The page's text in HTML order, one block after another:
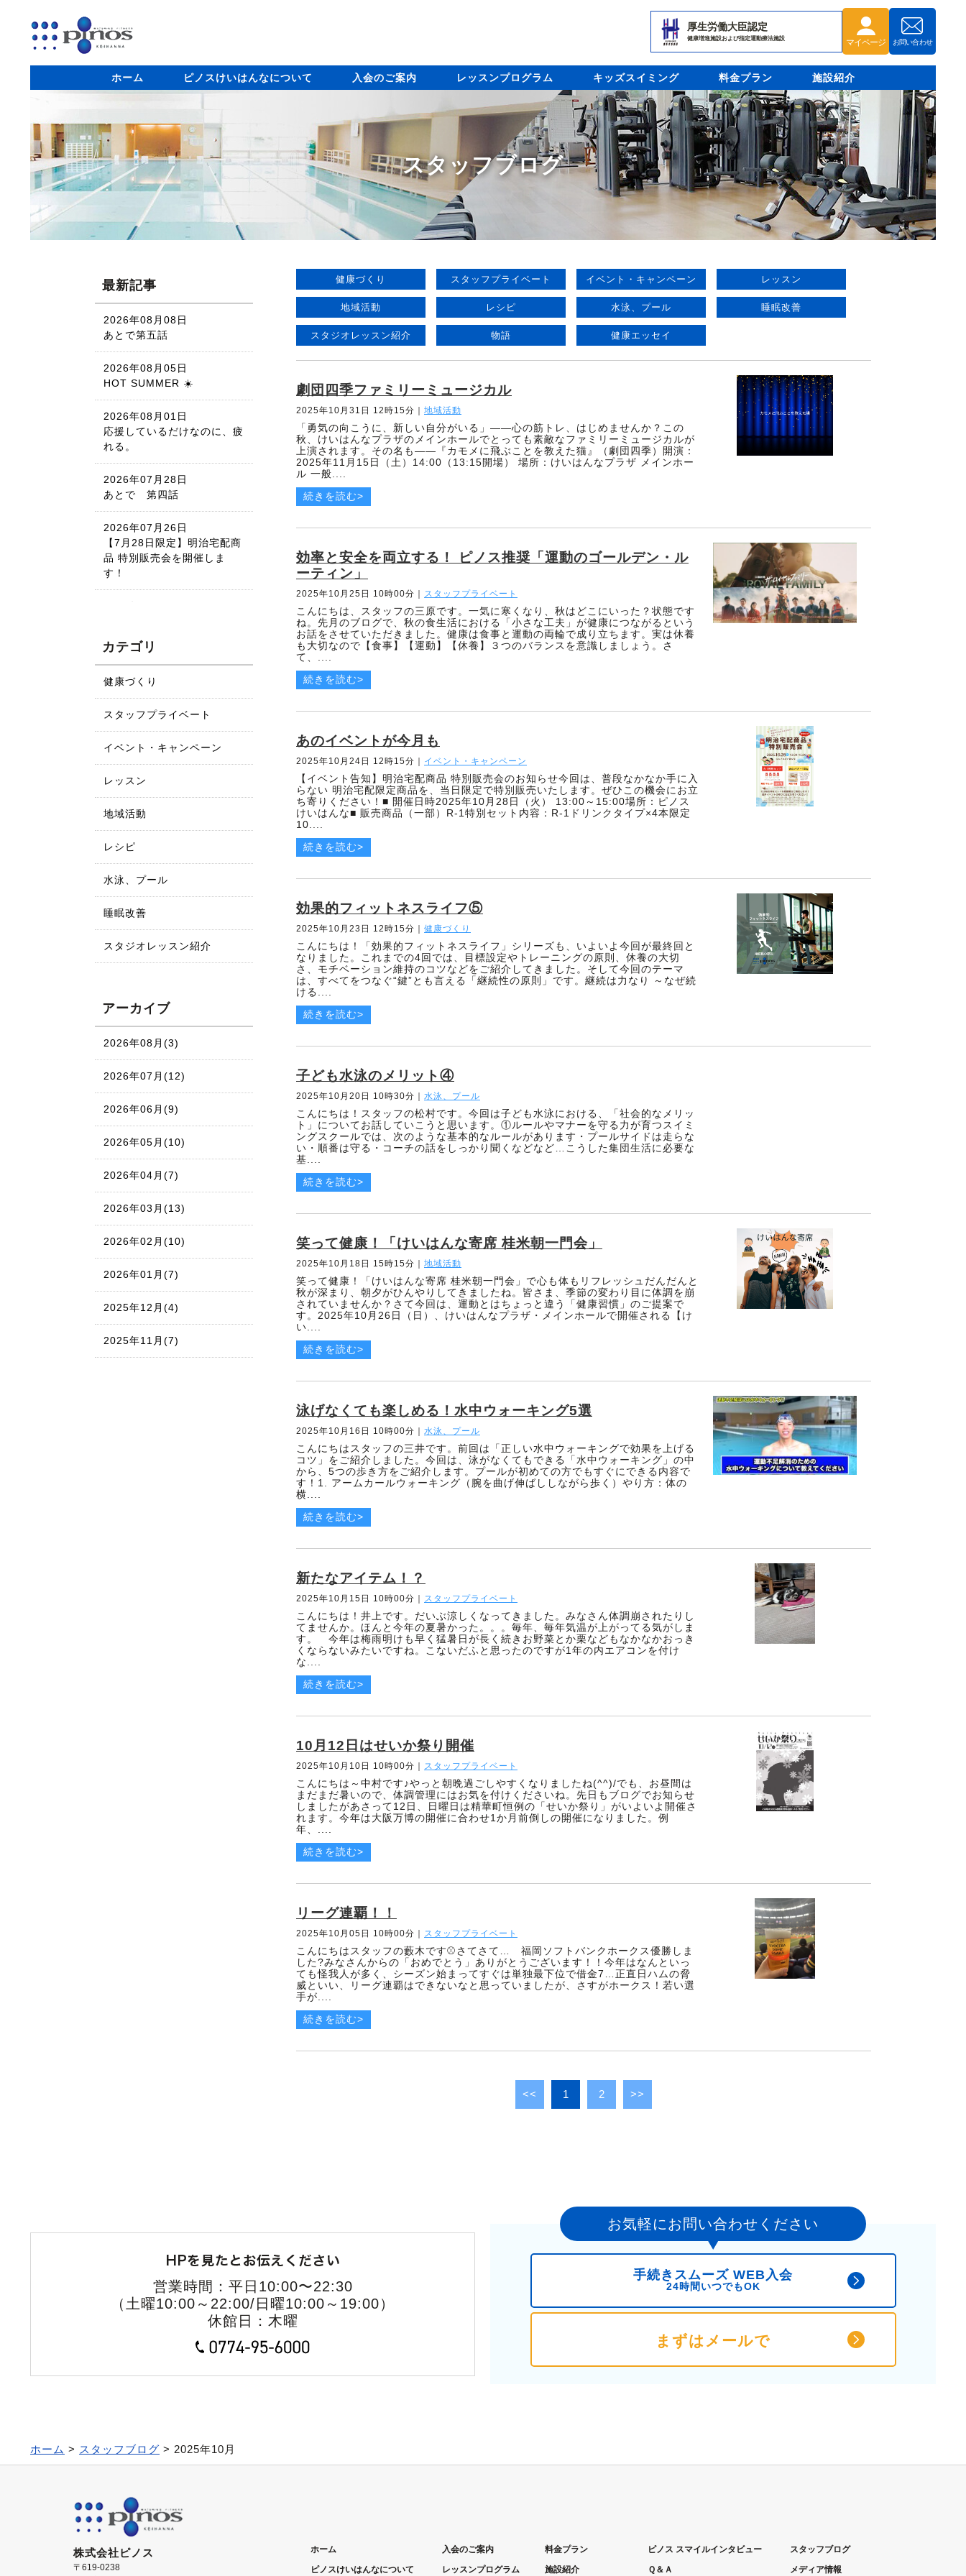
厚生労働大臣認定
健康増進施設および指定運動療法施設 マイページ お問い合わせ
ホーム ピノスけいはんなについて 入会のご案内 レッスンプログラム キッズスイミング 料金プラン 施設紹介
スタッフブログ
健康づくり スタッフプライベート イベント・キャンペーン レッスン
地域活動 レシピ 水泳、プール 睡眠改善
スタジオレッスン紹介 物語 健康エッセイ
劇団四季ファミリーミュージカル
2025年10月31日 12時15分 地域活動
「勇気の向こうに、新しい自分がいる」――心の筋トレ、はじめませんか？この
秋、けいはんなプラザのメインホールでとっても素敵なファミリーミュージカルが
上演されます。その名も――『カモメに飛ぶことを教えた猫』（劇団四季）開演：
2025年11月15日（土）14:00（13:15開場） 場所：けいはんなプラザ メインホー
ル 一般....
続きを読む>
効率と安全を両立する！ ピノス推奨「運動のゴールデン・ル
ーティン」
2025年10月25日 10時00分 スタッフプライベート
こんにちは、スタッフの三原です。一気に寒くなり、秋はどこにいった？状態です
ね。先月のブログで、秋の食生活における「小さな工夫」が健康につながるという
お話をさせていただきました。健康は食事と運動の両輪で成り立ちます。実は休養
も大切なので【食事】【運動】【休養】３つのバランスを意識しましょう。さ
て、....
続きを読む>
あのイベントが今月も
2025年10月24日 12時15分 イベント・キャンペーン
【イベント告知】明治宅配商品 特別販売会のお知らせ今回は、普段なかなか手に入
らない 明治宅配限定商品を、当日限定で特別販売いたします。ぜひこの機会にお立
ち寄りください！■ 開催日時2025年10月28日（火） 13:00～15:00場所：ピノス
けいはんな■ 販売商品（一部）R-1特別セット内容：R-1ドリンクタイプ×4本限定
10....
続きを読む>
効果的フィットネスライフ⑤
2025年10月23日 12時15分 健康づくり
こんにちは！「効果的フィットネスライフ」シリーズも、いよいよ今回が最終回と
なりました。これまでの4回では、目標設定やトレーニングの原則、休養の大切
さ、モチベーション維持のコツなどをご紹介してきました。そして今回のテーマ
は、すべてをつなぐ“鍵”とも言える「継続性の原則」です。継続は力なり ～なぜ続
ける....
続きを読む>
子ども水泳のメリット④
2025年10月20日 10時30分 水泳、プール
こんにちは！スタッフの松村です。今回は子ども水泳における、「社会的なメリッ
ト」についてお話していこうと思います。①ルールやマナーを守る力が育つスイミ
ングスクールでは、次のような基本的なルールがあります・プールサイドは走らな
い・順番は守る・コーチの話をしっかり聞くなどなど…こうした集団生活に必要な
基....
続きを読む>
笑って健康！「けいはんな寄席 桂米朝一門会」
2025年10月18日 15時15分 地域活動
笑って健康！「けいはんな寄席 桂米朝一門会」で心も体もリフレッシュだんだんと
秋が深まり、朝夕がひんやりしてきましたね。皆さま、季節の変わり目に体調を崩
されていませんか？さて今回は、運動とはちょっと違う「健康習慣」のご提案で
す。2025年10月26日（日）、けいはんなプラザ・メインホールで開催される【け
い....
続きを読む>
泳げなくても楽しめる！水中ウォーキング5選
2025年10月16日 10時00分 水泳、プール
こんにちはスタッフの三井です。前回は「正しい水中ウォーキングで効果を上げる
コツ」をご紹介しました。今回は、泳がなくてもできる「水中ウォーキング」の中
から、5つの歩き方をご紹介します。プールが初めての方でもすぐにできる内容で
す！1. アームカールウォーキング（腕を曲げ伸ばししながら歩く）やり方：体の
横....
続きを読む>
新たなアイテム！？
2025年10月15日 10時00分 スタッフプライベート
こんにちは！井上です。だいぶ涼しくなってきました。みなさん体調崩されたりし
てませんか。ほんと今年の夏暑かった。。。毎年、毎年気温が上がってる気がしま
す。 今年は梅雨明けも早く猛暑日が長く続きお野菜とか栗などもなかなかおっき
くならないみたいですね。こないだふと思ったのですが1年の内エアコンを付け
な....
続きを読む>
10月12日はせいか祭り開催
2025年10月10日 10時00分 スタッフプライベート
こんにちは～中村です♪やっと朝晩過ごしやすくなりましたね(^^)/でも、お昼間は
まだまだ暑いので、体調管理にはお気を付けくださいね。先日もブログでお知らせ
しましたがあさって12日、日曜日は精華町恒例の「せいか祭り」がいよいよ開催さ
れます。今年は大阪万博の開催に合わせ1か月前倒しの開催になりました。例
年、....
続きを読む>
リーグ連覇！！
2025年10月05日 10時00分 スタッフプライベート
こんにちはスタッフの藪木です⚾️さてさて… 福岡ソフトバンクホークス優勝しま
した?みなさんからの「おめでとう」ありがとうございます！！今年はなんといっ
ても怪我人が多く、シーズン始まってすぐは単独最下位で借金7…正直日ハムの脅
威といい、リーグ連覇はできないなと思っていましたが、さすがホークス！若い選
手が....
続きを読む>
<< 1 2 >>
最新記事
2026年08月08日
あとで第五話
2026年08月05日
HOT SUMMER ☀️
2026年08月01日
応援しているだけなのに、疲
れる。
2026年07月28日
あとで 第四話
2026年07月26日
【7月28日限定】明治宅配商
品 特別販売会を開催しま
す！
2026年07月23日
ストレッチ&コンディショニ
ング
2026年07月21日
あとで 第三話
2026年07月20日
スマホの使いすぎが自律神経
に与える影響とは？今日から
背泳ぎで足が沈むのはなぜ？
カテゴリ
健康づくり
スタッフプライベート
イベント・キャンペーン
レッスン
地域活動
レシピ
水泳、プール
睡眠改善
スタジオレッスン紹介
健康エッセイ
アーカイブ
2026年08月(3)
2026年07月(12)
2026年06月(9)
2026年05月(10)
2026年04月(7)
2026年03月(13)
2026年02月(10)
2026年01月(7)
2025年12月(4)
2025年11月(7)
2021年07月(1)
2021年05月(1)
2021年04月(1)
2020年11月(1)
2020年10月(1)
2020年09月(2)
2020年08月(2)
営業時間：平日10:00〜22:30
（土曜10:00～22:00/日曜10:00～19:00）
休館日：木曜
お気軽にお問い合わせください
手続きスムーズ WEB入会
24時間いつでもOK
まずはメールで
ホーム > スタッフブログ > 2025年10月
株式会社ピノス
〒619-0238
ホーム
ピノスけいはんなについて
入会のご案内
レッスンプログラム
料金プラン
施設紹介
ピノス スマイルインタビュー
Ｑ＆Ａ
スタッフブログ
メディア情報